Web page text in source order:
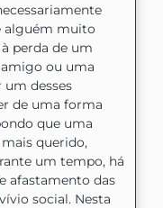
alguém muito
perda de um
ou uma
um desses
de uma forma
que uma
querido,
um tempo, há
afastamento das
social. Nesta